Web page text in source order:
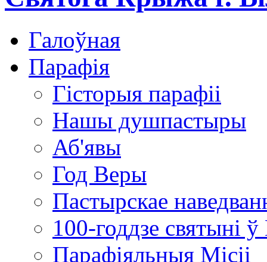
Галоўная
Парафія
Гісторыя парафіі
Нашы душпастыры
Аб'явы
Год Веры
Пастырскае
100-годдзе святыні
Парафіяльныя Місіі